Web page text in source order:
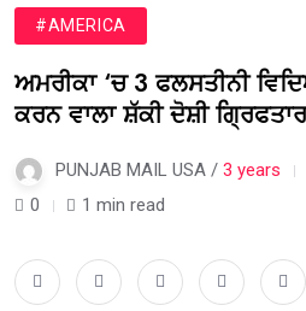
#AMERICA
ਅਮਰੀਕਾ ‘ਚ 3 ਫਲਸਤੀਨੀ
ਕਰਨ ਵਾਲਾ ਸ਼ੱਕੀ ਦੋਸ਼ੀ ਗ੍ਰਿਫਤਾਰ
PUNJAB MAIL USA / 3 years
0
1 min read